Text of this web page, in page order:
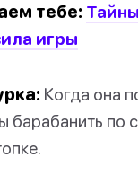
тебе:
игры
Когда она
барабанить по